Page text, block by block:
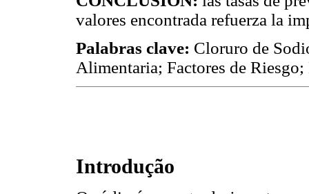
valores encontrada refuerza la
Palabras clave: Cloruro de
Alimentaria; Factores de
Introdução